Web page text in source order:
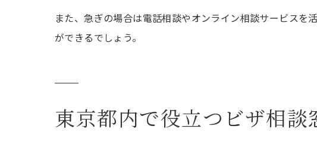
また、急ぎの場合は電話相談やオンライン相談サービスを
ができるでしょう。
東京都内で役立つビザ相談